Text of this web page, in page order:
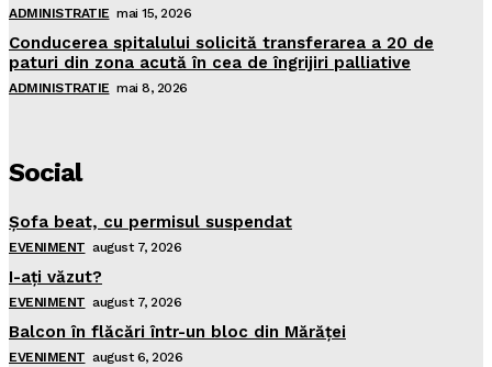
ADMINISTRATIE mai 15, 2026
Conducerea spitalului solicită transferarea a 20 de
paturi din zona acută în cea de îngrijiri palliative
ADMINISTRATIE mai 8, 2026
Social
Şofa beat, cu permisul suspendat
EVENIMENT august 7, 2026
I-aţi văzut?
EVENIMENT august 7, 2026
Balcon în flăcări într-un bloc din Mărăţei
EVENIMENT august 6, 2026